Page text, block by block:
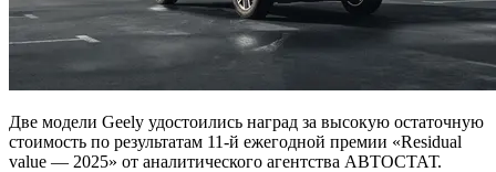
Две модели Geely удостоились наград за высокую остаточную
стоимость по результатам 11-й ежегодной премии «Residual
value — 2025» от аналитического агентства АВТОСТАТ.